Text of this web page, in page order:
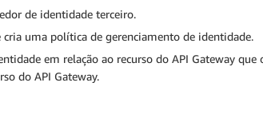
de identidade terceiro.
uma política de gerenciamento de identidade.
em relação ao recurso do API Gateway
do API Gateway.